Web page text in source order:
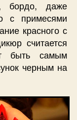
бордо, даже
с примесями
красного с
считается
быть самым
черным на